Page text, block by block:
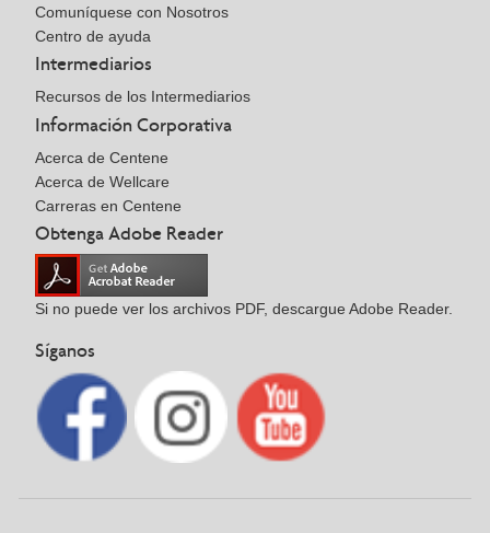
Comuníquese con Nosotros
Centro de ayuda
Intermediarios
Recursos de los Intermediarios
Información Corporativa
Acerca de Centene
Acerca de Wellcare
Carreras en Centene
Obtenga Adobe Reader
Si no puede ver los archivos PDF, descargue Adobe Reader.
Síganos